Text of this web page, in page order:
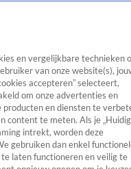
TV Algemeen
Tip
en vergelijkbare technieken
van onze website(s),
accepteren” selecteert,
om onze advertenties en
en diensten te
content te meten. Als je
intrekt, worden deze
gebruiken dan enkel
laten functioneren en veilig te